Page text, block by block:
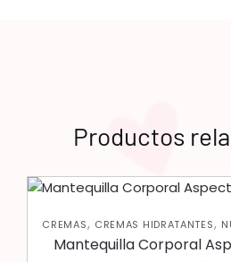
Productos
CREMAS, CREMAS HIDRATANTES,
CARE
Mantequilla Corporal